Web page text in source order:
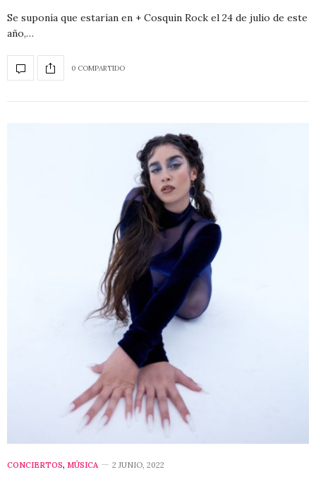
Se suponía que estarían en + Cosquin Rock el 24 de julio de este
año,…
0 COMPARTIDO
CONCIERTOS, MÚSICA 2 JUNIO, 2022